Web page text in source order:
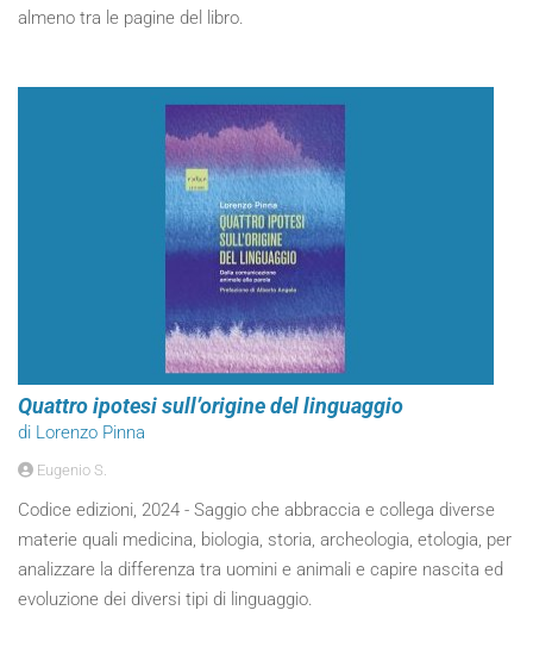
almeno tra le pagine del libro.
Quattro ipotesi sull’origine del linguaggio
di Lorenzo Pinna
Eugenio S.
Codice edizioni, 2024 - Saggio che abbraccia e collega diverse
materie quali medicina, biologia, storia, archeologia, etologia, per
analizzare la differenza tra uomini e animali e capire nascita ed
evoluzione dei diversi tipi di linguaggio.